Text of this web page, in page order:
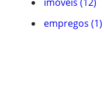
empregos (1)